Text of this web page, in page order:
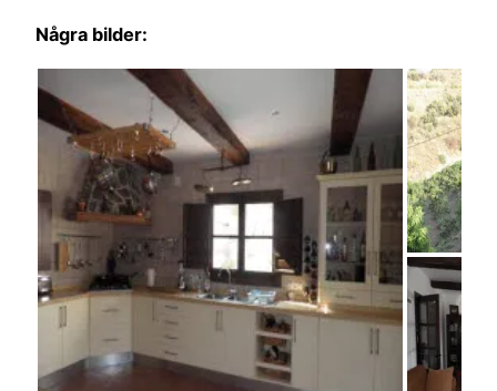
Några bilder: